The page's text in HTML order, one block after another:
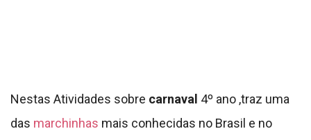
Nestas Atividades sobre carnaval 4º ano ,traz uma
das marchinhas mais conhecidas no Brasil e no